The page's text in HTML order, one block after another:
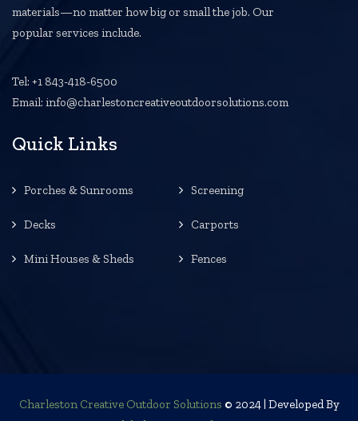
materials—no matter how big or small the job. Our
popular services include.
Tel: +1 843-418-6500
Email: info@charlestoncreativeoutdoorsolutions.com
Quick Links
Porches & Sunrooms Screening
Decks Carports
Mini Houses & Sheds Fences
Charleston Creative Outdoor Solutions © 2024 | Developed By